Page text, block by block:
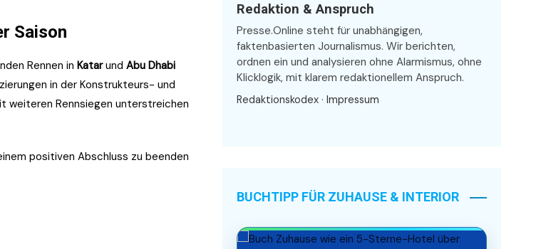
Saison
Rennen in Katarund Abu Dhabi
in der Konstrukteurs- und
weiteren Rennsiegen unterstreichen
positiven Abschluss zu beenden
Redaktion & Anspruch
Presse.Online steht für unabhängigen,
faktenbasierten Journalismus. Wir berichten,
ordnen ein und analysieren ohne Alarmismus, ohne
Klicklogik, mit klarem redaktionellem Anspruch.
Redaktionskodex · Impressum
BUCHTIPP FÜR ZUHAUSE & INTERIOR